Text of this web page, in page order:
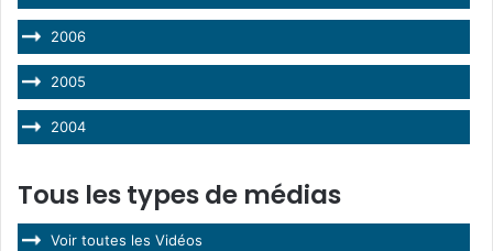
2006
2005
2004
Tous les types de médias
Voir toutes les Vidéos